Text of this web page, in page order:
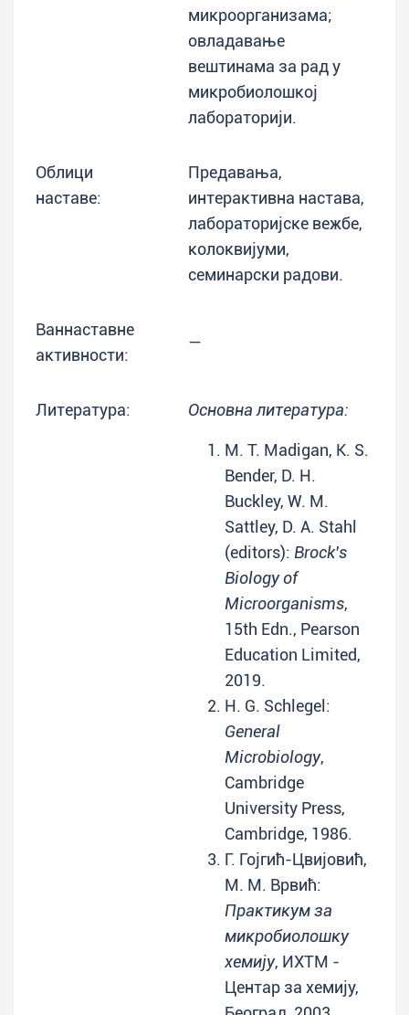
микроорганизама;
овладавање
вештинама за рад у
микробиолошкој
лабораторији.
Облици
наставе:
Предавања,
интерактивна настава,
лабораторијске вежбе,
колоквијуми,
семинарски радови.
Ваннаставне
активности:
—
Литература: Основна литература:
M. T. Madigan, K. S.
Bender, D. H.
Buckley, W. M.
Sattley, D. A. Stahl
(editors): Brock's
Biology of
Microorganisms,
15th Edn., Pearson
Education Limited,
2019.
H. G. Schlegel:
General
Microbiology,
Cambridge
University Press,
Cambridge, 1986.
Г. Гојгић-Цвијовић,
М. М. Врвић:
Практикум за
микробиолошку
хемију, ИХТМ -
Центар за хемију,